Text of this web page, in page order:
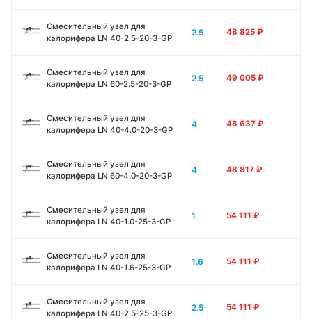
Смесительный узел для
калорифера LN 40-2.5-20-3-GP
2.5 48 825 ₽
Смесительный узел для
калорифера LN 60-2.5-20-3-GP
2.5 49 005 ₽
Смесительный узел для
калорифера LN 40-4.0-20-3-GP
4 48 637 ₽
Смесительный узел для
калорифера LN 60-4.0-20-3-GP
4 48 817 ₽
Смесительный узел для
калорифера LN 40-1.0-25-3-GP
1 54 111 ₽
Смесительный узел для
калорифера LN 40-1.6-25-3-GP
1.6 54 111 ₽
Смесительный узел для
калорифера LN 40-2.5-25-3-GP
2.5 54 111 ₽